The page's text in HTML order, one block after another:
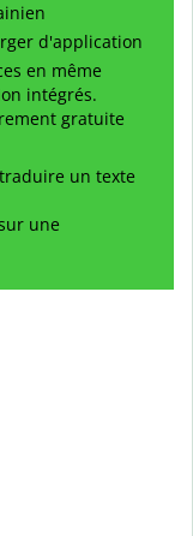
d'application
en même
intégrés.
gratuite
un texte
une